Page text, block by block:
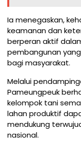
Ia menegaskan,
keamanan dan
berperan aktif
pembangunan
bagi masyarakat.
Melalui
Pameungpeuk
kelompok tani
lahan produktif
mendukung
nasional.